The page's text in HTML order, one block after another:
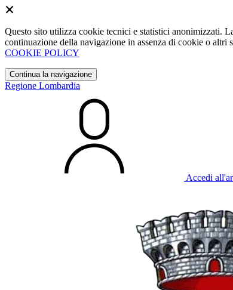
Questo sito utilizza cookie tecnici e statistici anonimizzati.
continuazione della navigazione in assenza di cookie o
COOKIE POLICY
Continua la navigazione
Regione Lombardia
Accedi